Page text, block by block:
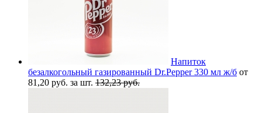
Напиток
безалкогольный газированный Dr.Pepper 330 мл ж/б от
81,20 руб. за шт. 132,23 руб.